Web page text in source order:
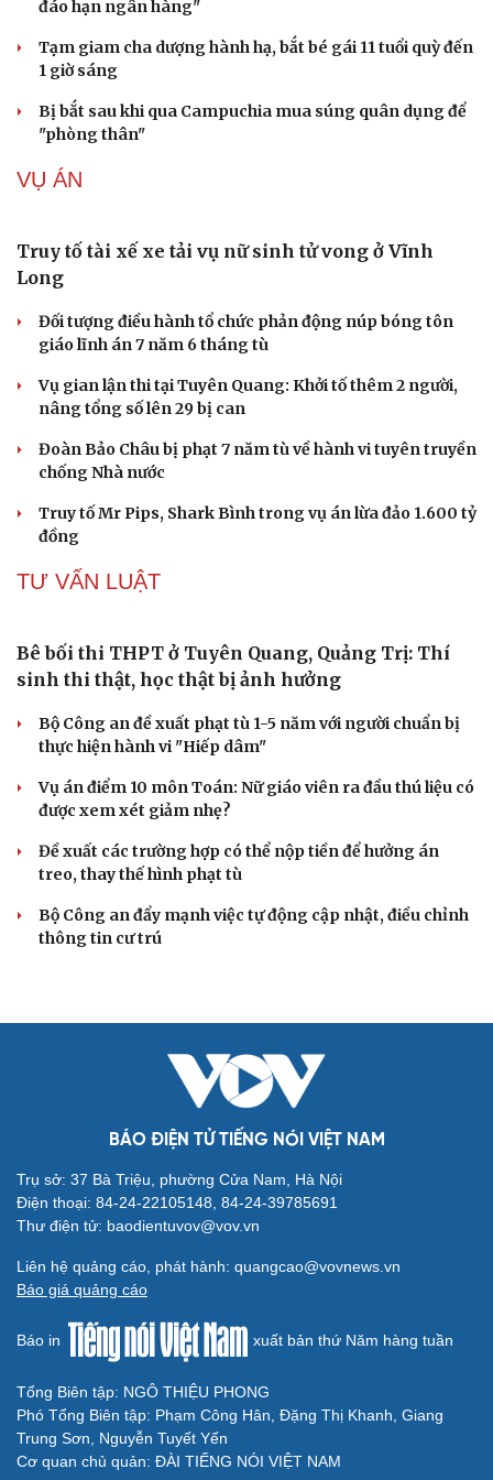
Microsoft tăng tốc đầu tư hạ tầng AI tại Ấn Độ
ChatGPT miễn phí được “cởi trói”, OpenAI thêm loạt
tính năng AI mới
Apple và Samsung áp đảo các đối thủ trong phân khúc
smartphone cao cấp
Bắc Kinh triển khai “nhân viên” robot tại các công viên
TIN NÓNG
hành hai trẻ nhỏ ở TP.HCM
kg vật liệu nổ
2 đối tượng lừa đảo hơn 7 tỷ đồng bằng thủ đoạn "vay
đáo hạn ngân hàng"
Tạm giam cha dượng hành hạ, bắt bé gái 11 tuổi quỳ đến
1 giờ sáng
Bị bắt sau khi qua Campuchia mua súng quân dụng để
"phòng thân"
VỤ ÁN
Đối tượng điều hành tổ chức phản động núp bóng tôn
giáo lĩnh án 7 năm 6 tháng tù
Vụ gian lận thi tại Tuyên Quang: Khởi tố thêm 2 người,
chống Nhà nước
Truy tố Mr Pips, Shark Bình trong vụ án lừa đảo 1.600 tỷ
TƯ VẤN LUẬT
Bê bối thi THPT ở Tuyên Quang, Quảng Trị: Thí
sinh thi thật, học thật bị ảnh hưởng
Bộ Công an đề xuất phạt tù 1-5 năm với người chuẩn bị
thực hiện hành vi "Hiếp dâm"